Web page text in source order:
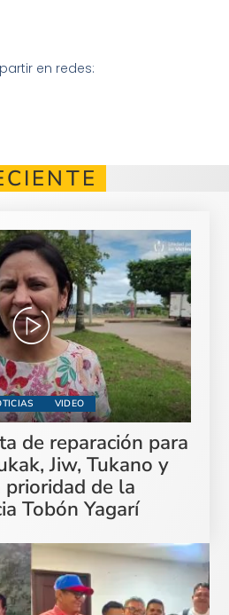
en redes:
VIDEO
de reparación para
Jiw, Tukano y
prioridad de la
Tobón Yagarí